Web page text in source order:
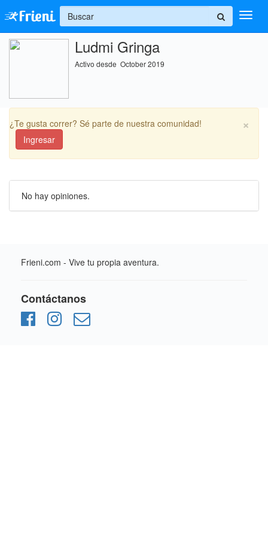
Ayuda
+
Ludmi Gringa
Activo desde October 2019
×
¿Te gusta correr? Sé parte de nuestra comunidad!
Ingresar
No hay opiniones.
Frieni.com - Vive tu propia aventura.
Contáctanos